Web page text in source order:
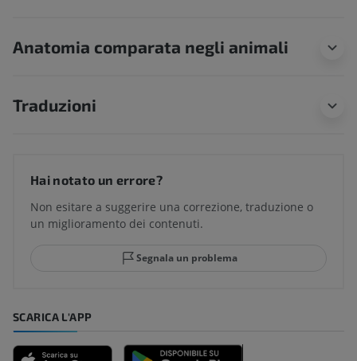
Anatomia comparata negli animali
Traduzioni
Hai notato un errore?
Non esitare a suggerire una correzione, traduzione o
un miglioramento dei contenuti.
Segnala un problema
SCARICA L'APP